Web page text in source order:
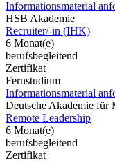
Informationsmaterial
HSB Akademie
Recruiter/-in (IHK)
6 Monat(e)
berufsbegleitend
Zertifikat
Fernstudium
Informationsmaterial
Deutsche Akademie für
Remote Leadership
6 Monat(e)
berufsbegleitend
Zertifikat